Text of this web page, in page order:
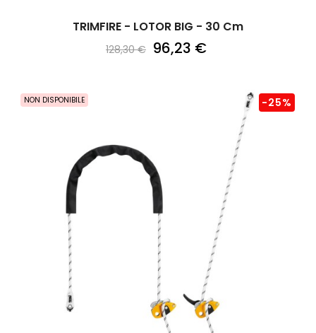
TRIMFIRE - LOTOR BIG - 30 Cm
128,30 € 96,23 €
NON DISPONIBILE -25%